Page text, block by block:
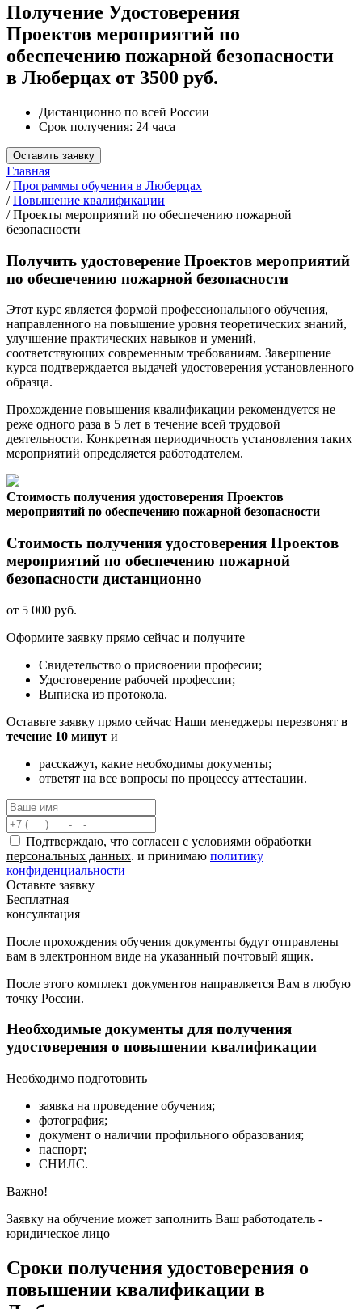
Получение Удостоверения
Проектов мероприятий по
обеспечению пожарной безопасности
в Люберцах от 3500 руб.
Дистанционно по всей России
Срок получения: 24 часа
Оставить заявку
Главная
/Программы обучения в Люберцах
/Повышение квалификации
/Проекты мероприятий по обеспечению пожарной
безопасности
Получить удостоверение Проектов мероприятий
по обеспечению пожарной безопасности
Этот курс является формой профессионального обучения,
направленного на повышение уровня теоретических знаний,
улучшение практических навыков и умений,
соответствующих современным требованиям. Завершение
курса подтверждается выдачей удостоверения установленного
образца.
Прохождение повышения квалификации рекомендуется не
реже одного раза в 5 лет в течение всей трудовой
деятельности. Конкретная периодичность установления таких
мероприятий определяется работодателем.
Стоимость получения удостоверения Проектов
мероприятий по обеспечению пожарной безопасности
Стоимость получения удостоверения Проектов
мероприятий по обеспечению пожарной
безопасности дистанционно
от 5 000 руб.
Оформите заявку прямо сейчас и получите
Свидетельство о присвоении професии;
Удостоверение рабочей профессии;
Выписка из протокола.
Оставьте заявку прямо сейчас Наши менеджеры перезвонят в
течение 10 минут и
расскажут, какие необходимы документы;
ответят на все вопросы по процессу аттестации.
Подтверждаю, что согласен с условиями обработки
персональных данных. и принимаю политику
конфиденциальности
Оставьте заявку
Бесплатная
консультация
После прохождения обучения документы будут отправлены
вам в электронном виде на указанный почтовый ящик.
После этого комплект документов направляется Вам в любую
точку России.
Необходимые документы для получения
удостоверения о повышении квалификации
Необходимо подготовить
заявка на проведение обучения;
фотография;
документ о наличии профильного образования;
паспорт;
СНИЛС.
Важно!
Заявку на обучение может заполнить Ваш работодатель -
юридическое лицо
Сроки получения удостоверения о
повышении квалификации в